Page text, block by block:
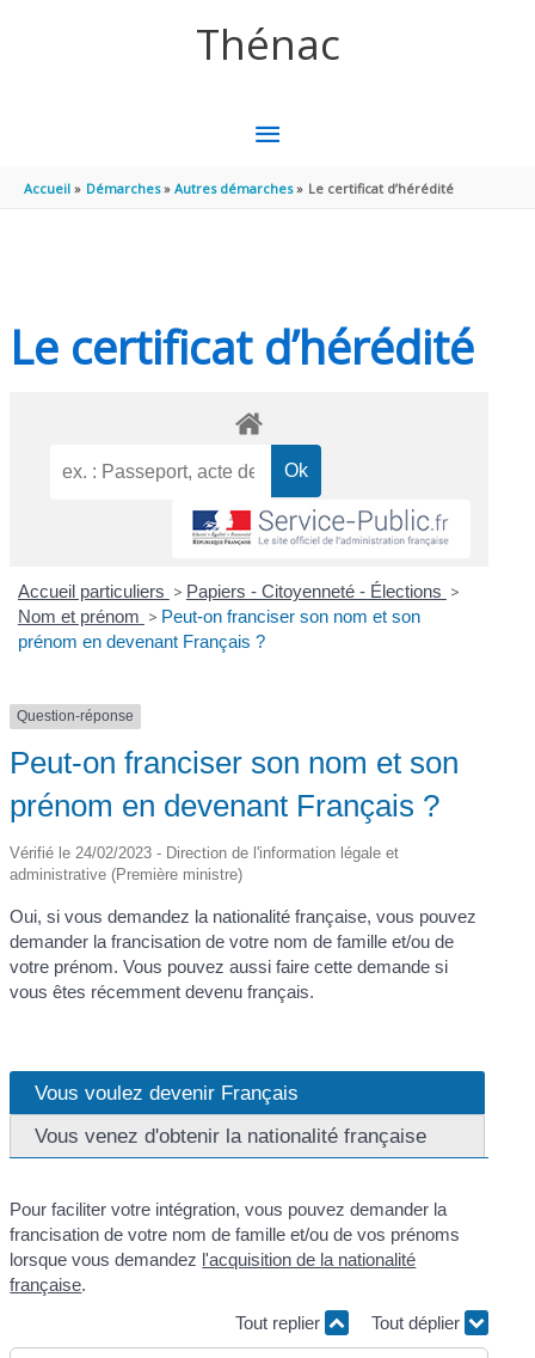
Thénac
MENU
PRINCIPAL
Accueil Démarches Autres démarches Le certificat d’hérédité
Le certificat d’hérédité
Accueil particuliers > Papiers - Citoyenneté - Élections >
Nom et prénom > Peut-on franciser son nom et son
prénom en devenant Français ?
Question-réponse
Peut-on franciser son nom et son
prénom en devenant Français ?
Vérifié le 24/02/2023 - Direction de l'information légale et
administrative (Première ministre)
Oui, si vous demandez la nationalité française, vous pouvez
demander la francisation de votre nom de famille et/ou de
votre prénom. Vous pouvez aussi faire cette demande si
vous êtes récemment devenu français.
Vous voulez devenir Français
Vous venez d'obtenir la nationalité française
Pour faciliter votre intégration, vous pouvez demander la
francisation de votre nom de famille et/ou de vos prénoms
lorsque vous demandez l'acquisition de la nationalité
française.
Tout replier
Tout déplier